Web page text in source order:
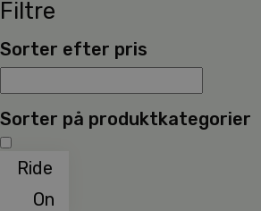
Filtre
Sorter efter pris
Sorter på produktkategorier
Ride
On